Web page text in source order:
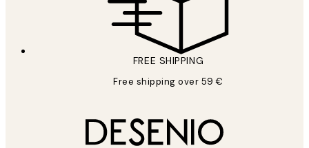
FREE SHIPPING
Free shipping over 59 €